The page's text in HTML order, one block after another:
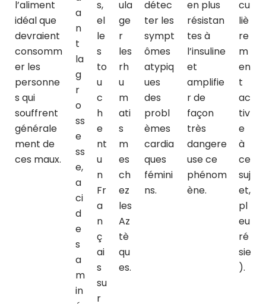
l’aliment
idéal que
devraient
consomm
er les
personne
s qui
souffrent
générale
ment de
ces maux.
a
n
t
la
g
r
o
ss
e
ss
e,
a
ci
d
e
s
a
m
in
s,
el
le
s
to
u
c
h
e
nt
u
n
Fr
a
n
ç
ai
s
su
r
ula
ge
r
les
rh
u
m
ati
s
m
es
ch
ez
les
Az
tè
qu
es.
détec
ter les
sympt
ômes
atypiq
ues
des
probl
èmes
cardia
ques
fémini
ns.
en plus
résistan
tes à
l’insuline
et
amplifie
r de
façon
très
dangere
use ce
phénom
ène.
cu
liè
re
m
en
t
ac
tiv
e
à
ce
suj
et,
pl
eu
ré
sie
).